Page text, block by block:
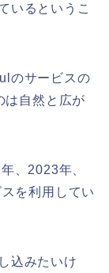
いるというこ
のサービスの
は自然と広が
、2023年、
を利用してい
込みたいけ